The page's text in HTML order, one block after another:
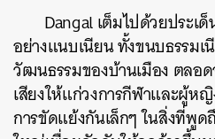
Dangal เต็มไปด้วยประ
อย่างแนบเนียน ทั้งขนบธรรม
วัฒนธรรมของบ้านเมือง ตลอ
เสียงให้แก่วงการกีฬาและผู้ห
การขัดแย้งกันเล็กๆ ในสิ่งที่พู